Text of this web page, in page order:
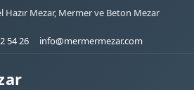
Hazır Mezar, Mermer ve Beton Mezar
54 26 info@mermermezar.com